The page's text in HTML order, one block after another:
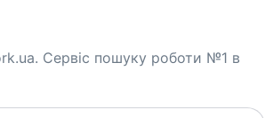
Сервіс пошуку роботи №1 в